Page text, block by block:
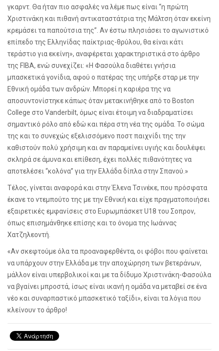
γκαρντ. Θα ήταν πιο ασφαλές να λέμε πως είναι “η πρώτη
Χριστινάκη και πιθανή αντικαταστάτρια της Μάλτση όταν εκείνη
κρεμάσει τα παπούτσια της”. Αν έστω πλησιάσει το αγωνιστικό
επίπεδο της Ελληνίδας παίκτριας-θρύλου, θα είναι κάτι
τεράστιο για εκείνη», αναφέρεται χαρακτηριστικά στο άρθρο
της FIBA, ενώ συνεχίζει: «Η Φασούλα διαθέτει γνήσια
μπασκετικά γονίδια, αφού ο πατέρας της υπήρξε σταρ με την
Εθνική ομάδα των ανδρών. Μπορεί η καριέρα της να
αποσυντονίστηκε κάπως όταν μετακινήθηκε από το Boston
College στο Vanderbilt, όμως είναι έτοιμη να διαδραματίσει
σημαντικό ρόλο από εδώ και πέρα στη νέα της ομάδα. Το σώμα
της και το συνεχώς εξελισσόμενο ποστ παιχνίδι της την
καθιστούν πολύ χρήσιμη και αν παραμείνει υγιής και δουλέψει
σκληρά σε άμυνα και επίθεση, έχει πολλές πιθανότητες να
αποτελέσει “κολόνα” για την Ελλάδα δίπλα στην Σπανού.»
Τέλος, γίνεται αναφορά και στην Έλενα Τσινέκε, που πρόσφατα
έκανε το ντεμπούτο της με την Εθνική και είχε πραγματοποιήσει
εξαιρετικές εμφανίσεις στο ΕυρωμπάσκετU18 του Σοπρον,
όπως επισημάνθηκε επίσης και το όνομα της Ιωάννας
Χατζηλεοντή.
«Αν σκεφτούμε όλα τα προαναφερθέντα, οι φόβοι που φαίνεται
να υπάρχουν στην Ελλάδα με την αποχώρηση των βετεράνων,
μάλλον είναι υπερβολικοί και με τα δίδυμο Χριστινάκη-Φασούλα
να βγαίνει μπροστά, ίσως είναι ικανή η ομάδα να μεταβεί σε ένα
νέο και συναρπαστικό μπασκετικό ταξίδι», είναι τα λόγια που
κλείνουν το άρθρο!